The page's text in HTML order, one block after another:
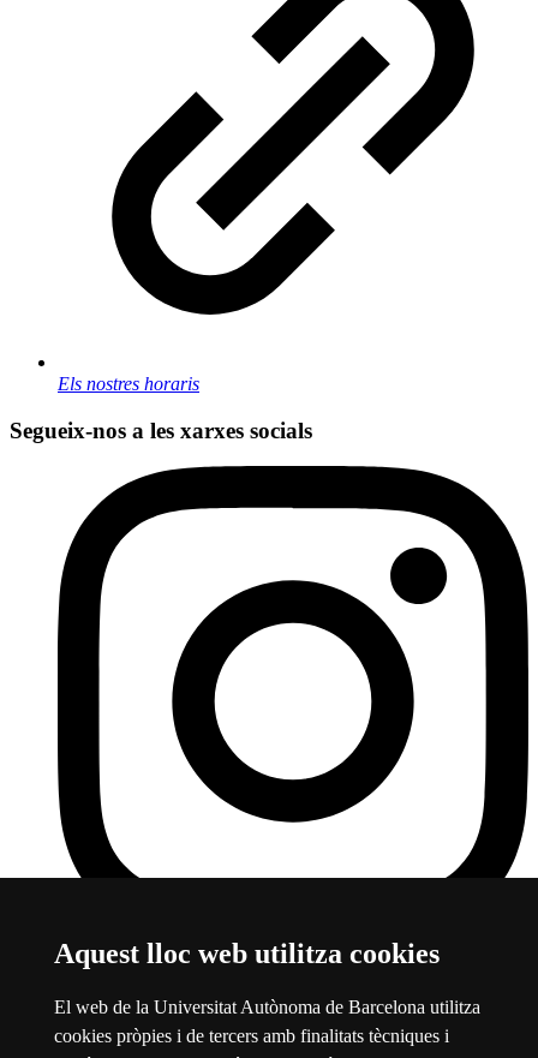
Aquest lloc web utilitza cookies
El web de la Universitat Autònoma de Barcelona utilitza
cookies pròpies i de tercers amb finalitats tècniques i
Els nostres horaris
Segueix-nos a les xarxes socials
InstagramAquest enllaç s'obre en una finestra nova
Sobre el web
Universitat Autònoma de Barcelona